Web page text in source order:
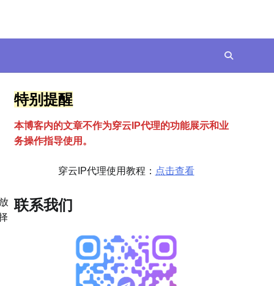
特别提醒
本博客内的文章不作为穿云 P代理的功能展示和业
务操作指导使用。
穿云IP代理使用教程： 点击查看
联系我们